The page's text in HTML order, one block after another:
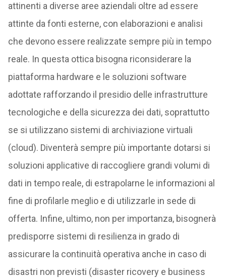
attinenti a diverse aree aziendali oltre ad essere
attinte da fonti esterne, con elaborazioni e analisi
che devono essere realizzate sempre più in tempo
reale. In questa ottica bisogna riconsiderare la
piattaforma hardware e le soluzioni software
adottate rafforzando il presidio delle infrastrutture
tecnologiche e della sicurezza dei dati, soprattutto
se si utilizzano sistemi di archiviazione virtuali
(cloud). Diventerà sempre più importante dotarsi si
soluzioni applicative di raccogliere grandi volumi di
dati in tempo reale, di estrapolarne le informazioni al
fine di profilarle meglio e di utilizzarle in sede di
offerta. Infine, ultimo, non per importanza, bisognerà
predisporre sistemi di resilienza in grado di
assicurare la continuità operativa anche in caso di
disastri non previsti (disaster ricovery e business